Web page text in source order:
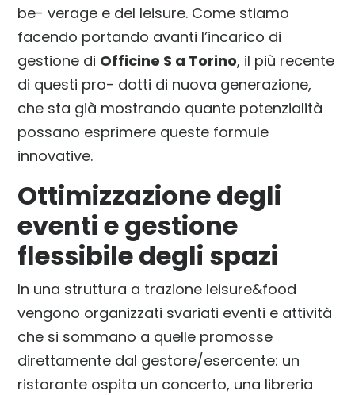
be- verage e del leisure. Come stiamo
facendo portando avanti l’incarico di
gestione di Officine S a Torino, il più recente
di questi pro- dotti di nuova generazione,
che sta già mostrando quante potenzialità
possano esprimere queste formule
innovative.
Ottimizzazione degli
eventi e gestione
flessibile degli spazi
In una struttura a trazione leisure&food
vengono organizzati svariati eventi e attività
che si sommano a quelle promosse
direttamente dal gestore/esercente: un
ristorante ospita un concerto, una libreria